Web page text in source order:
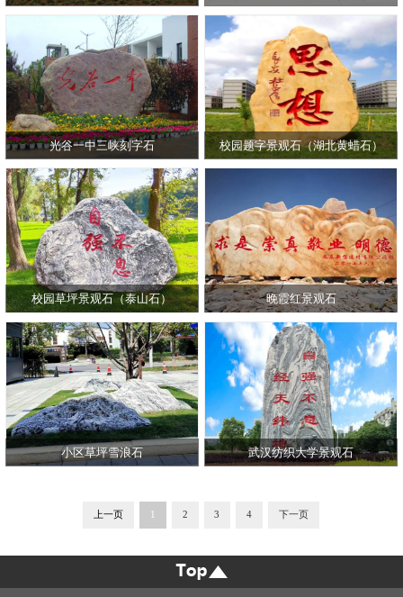
光谷一中三峡刻字石 校园题字景观石（湖北黄蜡石）
校园草坪景观石（泰山石） 晚霞红景观石
小区草坪雪浪石 武汉纺织大学景观石
上一页 1 2 3 4 下一页